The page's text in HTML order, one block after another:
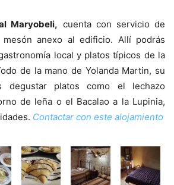
Maryobeli, cuenta con servicio de
anexo al edificio. Allí podrás
local y platos típicos de la
de la mano de Yolanda Martin, su
degustar platos como el lechazo
de leña o el Bacalao a la Lupinia,
Contactar con este alojamiento